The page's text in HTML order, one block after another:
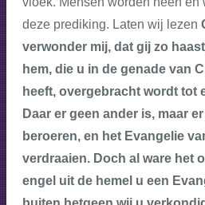
deze prediking. Laten wij lezen
verwonder mij, dat gij zo
hem, die u in de genade van
heeft, overgebracht wordt tot
Daar er geen ander is, maar
beroeren, en het Evangelie
verdraaien. Doch al ware het
engel uit de hemel u een